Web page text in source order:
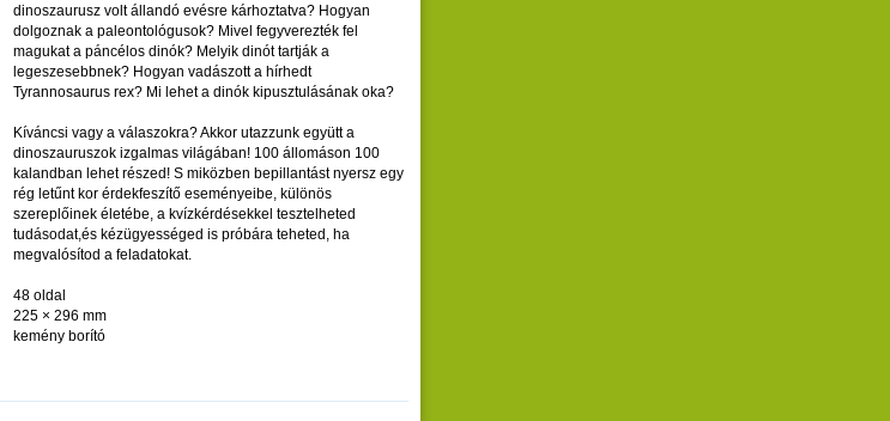
dinoszaurusz volt állandó evésre kárhoztatva? Hogyan
dolgoznak a paleontológusok? Mivel fegyverezték fel
magukat a páncélos dinók? Melyik dinót tartják a
legeszesebbnek? Hogyan vadászott a hírhedt
Tyrannosaurus rex? Mi lehet a dinók kipusztulásának oka?
Kíváncsi vagy a válaszokra? Akkor utazzunk együtt a
dinoszauruszok izgalmas világában! 100 állomáson 100
kalandban lehet részed! S miközben bepillantást nyersz egy
rég letűnt kor érdekfeszítő eseményeibe, különös
szereplőinek életébe, a kvízkérdésekkel tesztelheted
tudásodat,és kézügyességed is próbára teheted, ha
megvalósítod a feladatokat.
48 oldal
225 × 296 mm
kemény borító